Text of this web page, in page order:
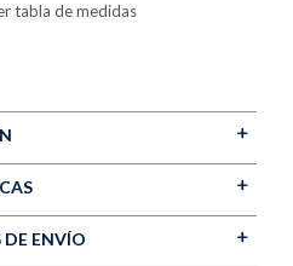
tabla de medidas
ENVÍO